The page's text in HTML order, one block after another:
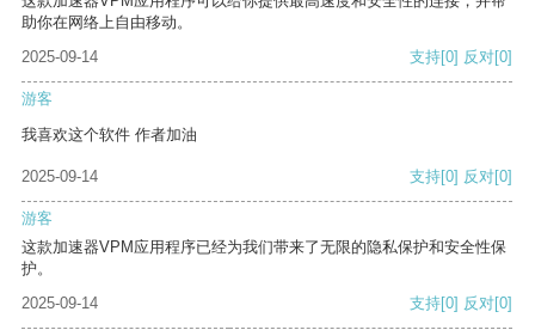
助你在网络上自由移动。
2025-09-14
支持[0] 反对[0]
游客
我喜欢这个软件 作者加油
2025-09-14 支持[0] 反对[0]
游客
这款加速器VPM应用程序已经为我们带来了无限的隐私保护和安全性保
护。
2025-09-14
支持[0] 反对[0]